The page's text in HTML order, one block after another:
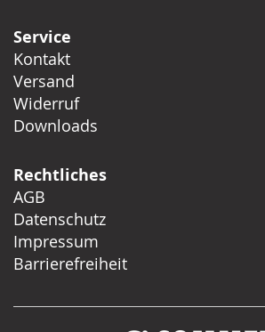
Service
Kontakt
Versand
Widerruf
Downloads
Rechtliches
AGB
Datenschutz
Impressum
Barrierefreiheit